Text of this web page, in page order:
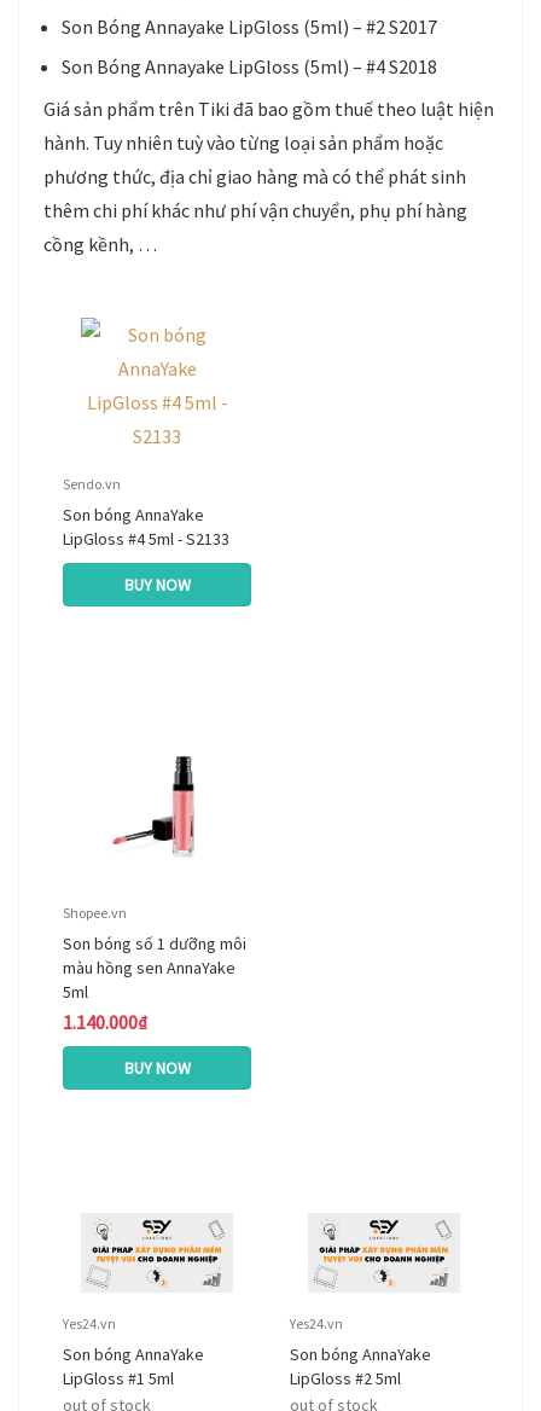
Son Bóng Annayake LipGloss (5ml) – #2 S2017
Son Bóng Annayake LipGloss (5ml) – #4 S2018
Giá sản phẩm trên Tiki đã bao gồm thuế theo luật hiện
hành. Tuy nhiên tuỳ vào từng loại sản phẩm hoặc
phương thức, địa chỉ giao hàng mà có thể phát sinh
thêm chi phí khác như phí vận chuyển, phụ phí hàng
cồng kềnh, …
Sendo.vn
Son bóng AnnaYake
LipGloss #4 5ml - S2133
BUY NOW
Shopee.vn
Son bóng số 1 dưỡng môi
màu hồng sen AnnaYake
5ml
1.140.000₫
BUY NOW
Yes24.vn
Son bóng AnnaYake
LipGloss #1 5ml
out of stock
Yes24.vn
Son bóng AnnaYake
LipGloss #2 5ml
out of stock